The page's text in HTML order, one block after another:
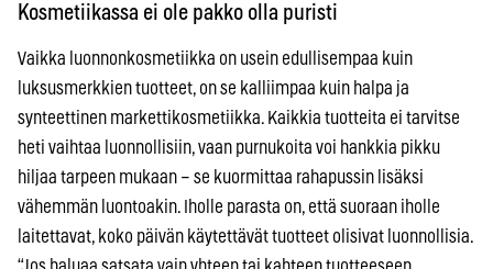
Kosmetiikassa ei ole pakko olla puristi
Vaikka luonnonkosmetiikka on usein edullisempaa kuin
luksusmerkkien tuotteet, on se kalliimpaa kuin halpa ja
synteettinen markettikosmetiikka. Kaikkia tuotteita ei tarvitse
heti vaihtaa luonnollisiin, vaan purnukoita voi hankkia pikku
hiljaa tarpeen mukaan – se kuormittaa rahapussin lisäksi
vähemmän luontoakin. Iholle parasta on, että suoraan iholle
laitettavat, koko päivän käytettävät tuotteet olisivat luonnollisia.